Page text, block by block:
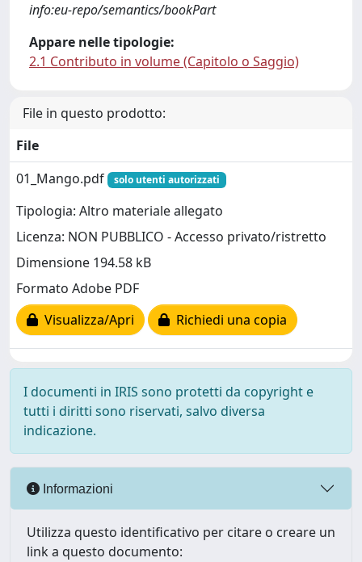
info:eu-repo/semantics/bookPart
Appare nelle tipologie:
2.1 Contributo in volume (Capitolo o Saggio)
File in questo prodotto:
File
01_Mango.pdf
solo utenti autorizzati
Tipologia: Altro materiale allegato
Licenza: NON PUBBLICO - Accesso privato/ristretto
Dimensione 194.58 kB
Formato Adobe PDF
Visualizza/Apri
Richiedi una copia
I documenti in IRIS sono protetti da copyright e
tutti i diritti sono riservati, salvo diversa
indicazione.
Informazioni
Utilizza questo identificativo per citare o creare un
link a questo documento: